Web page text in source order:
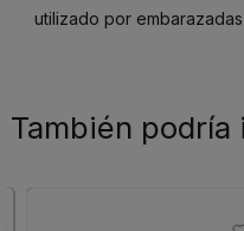
utilizado por
También